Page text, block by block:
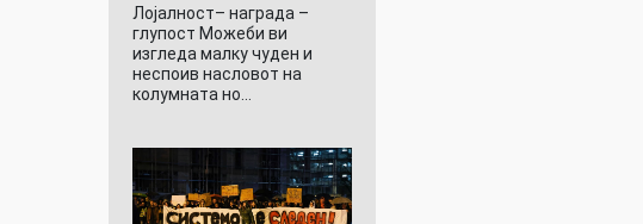
Лојалност– награда –
глупост Можеби ви
изгледа малку чуден и
неспоив насловот на
колумната но…